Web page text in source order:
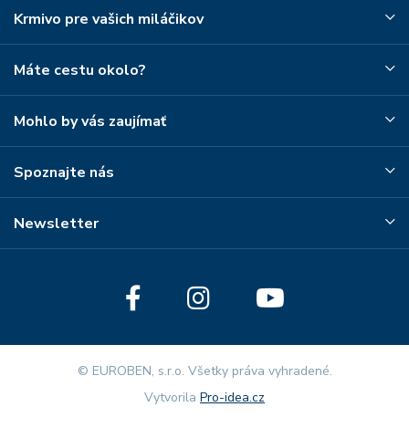
Krmivo pre vašich miláčikov
Máte cestu okolo?
Mohlo by vás zaujímať
Spoznajte nás
Newsletter
© EUROBEN, s.r.o. Všetky práva vyhradené.
Vytvorila Pro-idea.cz